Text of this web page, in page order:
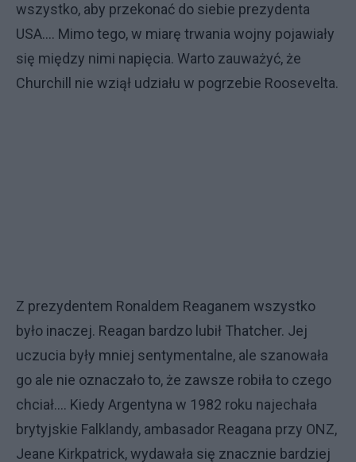
wszystko, aby przekonać do siebie prezydenta
USA.... Mimo tego, w miarę trwania wojny pojawiały
się między nimi napięcia. Warto zauważyć, że
Churchill nie wziął udziału w pogrzebie Roosevelta.
Z prezydentem Ronaldem Reaganem wszystko
było inaczej. Reagan bardzo lubił Thatcher. Jej
uczucia były mniej sentymentalne, ale szanowała
go ale nie oznaczało to, że zawsze robiła to czego
chciał.... Kiedy Argentyna w 1982 roku najechała
brytyjskie Falklandy, ambasador Reagana przy ONZ,
Jeane Kirkpatrick, wydawała się znacznie bardziej